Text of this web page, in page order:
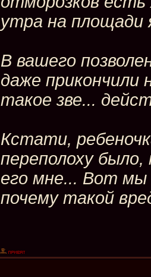
утра на площади
В вашего
даже прикончили
такое зве...
Кстати,
переполоху
его мне... Вот мы
почему такой